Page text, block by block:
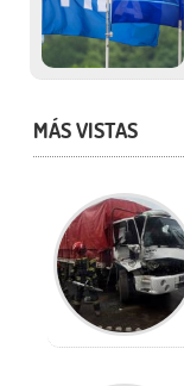
MÁS VISTAS